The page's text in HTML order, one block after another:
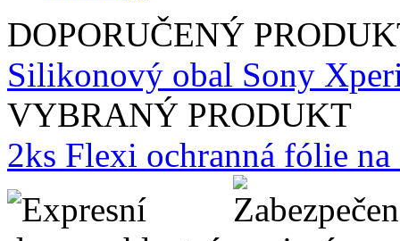
DOPORUČENÝ
Silikonový obal Sony
VYBRANÝ PRODUKT
2ks Flexi ochranná fólie